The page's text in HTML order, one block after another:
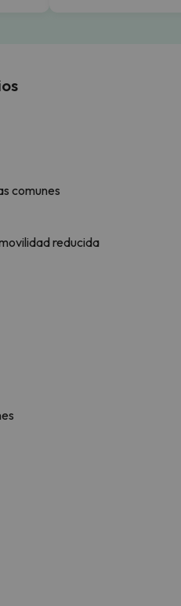
comunes
reducida